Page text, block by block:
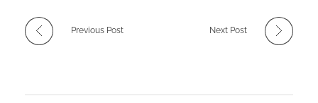
Previous Post Next Post